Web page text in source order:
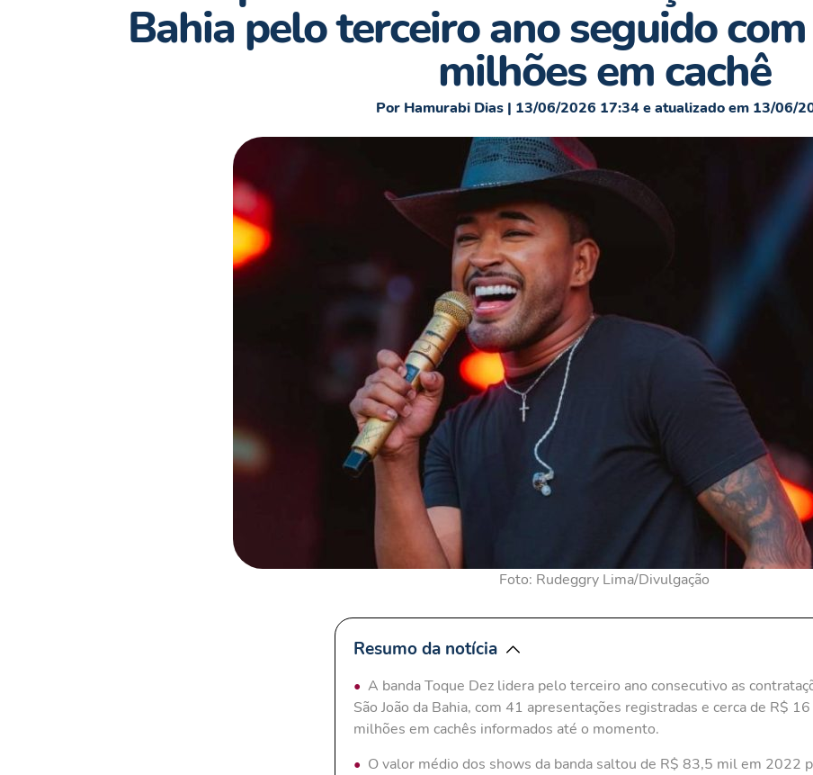
Bahia pelo terceiro ano seguido
milhões em cachê
Por Hamurabi Dias | 13/06/2026 17:34 e atualizado em 13/06/
Foto: Rudeggry Lima/Divulgação
Resumo da notícia
A banda Toque Dez lidera pelo terceiro ano consecutivo as
São João da Bahia, com 41 apresentações registradas e cerca de R$ 16
milhões em cachês informados até o momento.
O valor médio dos shows da banda saltou de R$ 83,5 mil em 2022